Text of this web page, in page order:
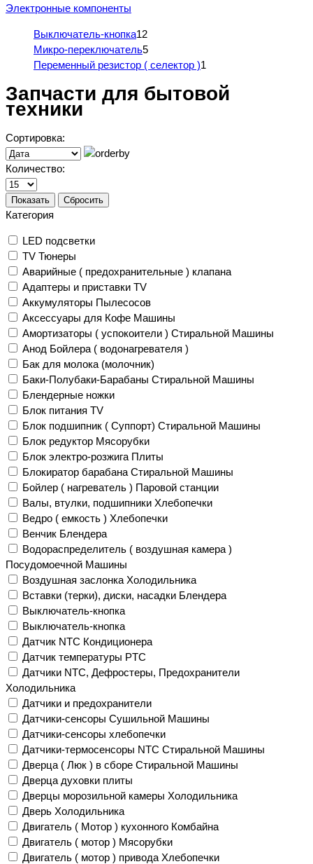
Электронные компоненты
Выключатель-кнопка12
Микро-переключатель5
Переменный резистор ( селектор )1
Запчасти для бытовой
техники
Сортировка:
Количество:
Показать Сбросить
Категория
LED подсветки
TV Тюнеры
Аварийные ( предохранительные ) клапана
Адаптеры и приставки TV
Аккумуляторы Пылесосов
Аксессуары для Кофе Машины
Амортизаторы ( успокоители ) Стиральной Машины
Анод Бойлера ( водонагревателя )
Бак для молока (молочник)
Баки-Полубаки-Барабаны Стиральной Машины
Блендерные ножки
Блок питания TV
Блок подшипник ( Суппорт) Стиральной Машины
Блок редуктор Мясорубки
Блок электро-розжига Плиты
Блокиратор барабана Стиральной Машины
Бойлер ( нагреватель ) Паровой станции
Валы, втулки, подшипники Хлебопечки
Ведро ( емкость ) Хлебопечки
Венчик Блендера
Водораспределитель ( воздушная камера )
Посудомоечной Машины
Воздушная заслонка Холодильника
Вставки (терки), диски, насадки Блендера
Выключатель-кнопка
Выключатель-кнопка
Датчик NTC Кондиционера
Датчик температуры PTC
Датчики NTC, Дефростеры, Предохранители
Холодильника
Датчики и предохранители
Датчики-сенсоры Сушильной Машины
Датчики-сенсоры хлебопечки
Датчики-термосенсоры NTC Стиральной Машины
Дверца ( Люк ) в сборе Стиральной Машины
Дверца духовки плиты
Дверцы морозильной камеры Холодильника
Дверь Холодильника
Двигатель ( Мотор ) кухонного Комбайна
Двигатель ( мотор ) Мясорубки
Двигатель ( мотор ) привода Хлебопечки